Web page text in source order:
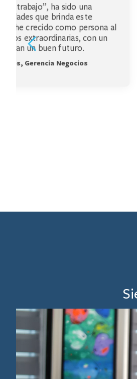
de trabajo”, ha sido una
que brinda este
y he crecido como persona al
extraordinarias, con un
un buen futuro.
Gerencia Negocios